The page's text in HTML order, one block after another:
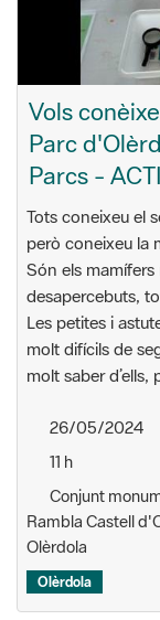
Vols
Parc
Parcs -
Tots coneixeu el
però coneixeu la
Són els
desapercebuts,
Les petites i
molt difícils de
molt saber
26/05/2024
11 h
Conjunt
Rambla Castell
Olèrdola
Olèrdola